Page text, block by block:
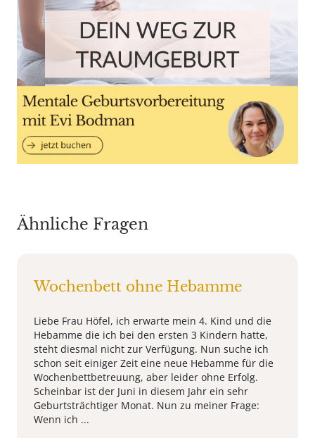
Ähnliche Fragen
Wochenbett ohne Hebamme
Liebe Frau Höfel, ich erwarte mein 4. Kind und die
Hebamme die ich bei den ersten 3 Kindern hatte,
steht diesmal nicht zur Verfügung. Nun suche ich
schon seit einiger Zeit eine neue Hebamme für die
Wochenbettbetreuung, aber leider ohne Erfolg.
Scheinbar ist der Juni in diesem Jahr ein sehr
Geburtsträchtiger Monat. Nun zu meiner Frage:
Wenn ich ...